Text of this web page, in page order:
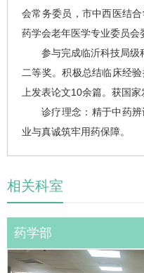
会常务委员，市中西医结
药学会老年医学专业委员会
参与完成临沂科技局级
二等奖。积极总结临床经
上发表论文10余篇。获国家
诊疗理念：精于中药
业与真诚筑牢用药保障。
相关科室
药学部